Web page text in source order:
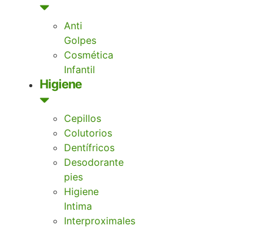
Anti
Golpes
Cosmética
Infantil
Higiene
Cepillos
Colutorios
Dentífricos
Desodorante
pies
Higiene
Intima
Interproximales